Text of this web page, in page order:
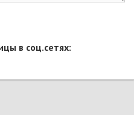
в соц.сетях: